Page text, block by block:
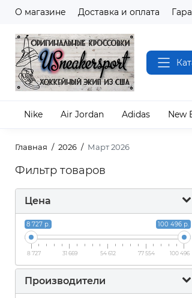
О магазине Доставка и оплата
Nike Air Jordan Adidas New
Главная 2026 Март 2026
Фильтр товаров
Цена
8 727 р. 100 496 р.
8 727 31 669 54 612 77 554 100 496
Производители